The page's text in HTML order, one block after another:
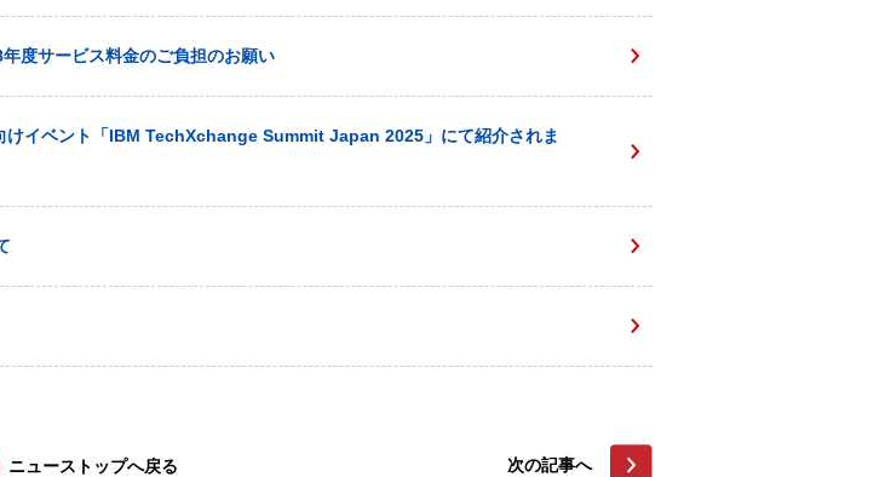
度サービス料金のご負担のお願い
けイベント「IBM TechXchange Summit Japan 2025」にて紹介されま
ニューストップへ戻る 次の記事へ